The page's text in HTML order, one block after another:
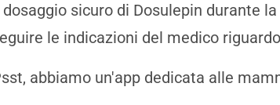
dosaggio sicuro di Dosulepin durante
le indicazioni del medico
abbiamo un'app dedicata alle